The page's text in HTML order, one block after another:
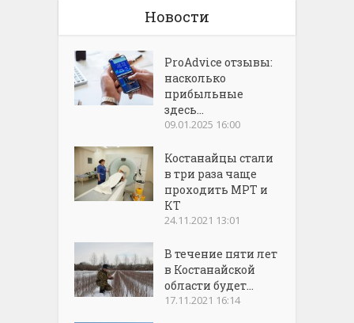
Новости
ProAdvice отзывы:
насколько
прибыльные
здесь...
09.01.2025 16:00
Костанайцы стали
в три раза чаще
проходить МРТ и
КТ
24.11.2021 13:01
В течение пяти лет
в Костанайской
области будет...
17.11.2021 16:14